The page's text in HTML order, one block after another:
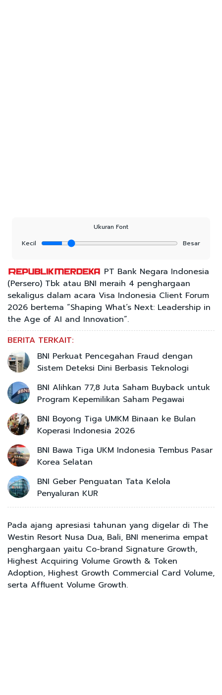
Ukuran Font
Kecil
Besar
PT Bank Negara Indonesia
(Persero) Tbk atau BNI meraih 4 penghargaan
sekaligus dalam acara Visa Indonesia Client Forum
2026 bertema “Shaping What’s Next: Leadership in
the Age of AI and Innovation”.
BERITA TERKAIT:
BNI Perkuat Pencegahan Fraud dengan
Sistem Deteksi Dini Berbasis Teknologi
BNI Alihkan 77,8 Juta Saham Buyback untuk
Program Kepemilikan Saham Pegawai
BNI Boyong Tiga UMKM Binaan ke Bulan
Koperasi Indonesia 2026
BNI Bawa Tiga UKM Indonesia Tembus Pasar
Korea Selatan
BNI Geber Penguatan Tata Kelola
Penyaluran KUR
Pada ajang apresiasi tahunan yang digelar di The
Westin Resort Nusa Dua, Bali, BNI menerima empat
penghargaan yaitu Co-brand Signature Growth,
Highest Acquiring Volume Growth & Token
Adoption, Highest Growth Commercial Card Volume,
serta Affluent Volume Growth.